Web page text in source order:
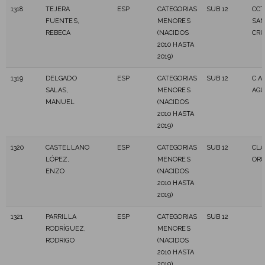
1318
TEJERA
FUENTES,
REBECA
ESP
CATEGORIAS
MENORES
(NACIDOS
2010 HASTA
2019)
SUB 12
CCT
1319
DELGADO
SALAS,
MANUEL
ESP
CATEGORIAS
MENORES
(NACIDOS
2010 HASTA
2019)
SUB 12
C.A.
1320
CASTELLANO
LÓPEZ,
ENZO
ESP
CATEGORIAS
MENORES
(NACIDOS
2010 HASTA
2019)
SUB 12
1321
PARRILLA
RODRÍGUEZ,
RODRIGO
ESP
CATEGORIAS
MENORES
(NACIDOS
2010 HASTA
SUB 12